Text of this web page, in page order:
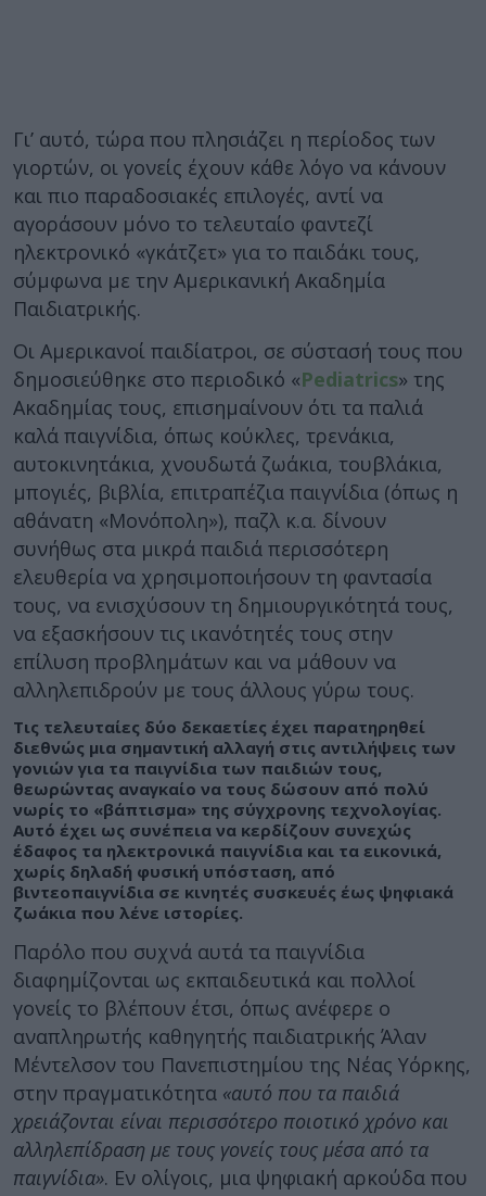
Γι’ αυτό, τώρα που πλησιάζει η περίοδος των
γιορτών, οι γονείς έχουν κάθε λόγο να κάνουν
και πιο παραδοσιακές επιλογές, αντί να
αγοράσουν μόνο το τελευταίο φαντεζί
ηλεκτρονικό «γκάτζετ» για το παιδάκι τους,
σύμφωνα με την Αμερικανική Ακαδημία
Παιδιατρικής.
Οι Αμερικανοί παιδίατροι, σε σύστασή τους που
δημοσιεύθηκε στο περιοδικό «Pediatrics» της
Ακαδημίας τους, επισημαίνουν ότι τα παλιά
καλά παιγνίδια, όπως κούκλες, τρενάκια,
αυτοκινητάκια, χνουδωτά ζωάκια, τουβλάκια,
μπογιές, βιβλία, επιτραπέζια παιγνίδια (όπως η
αθάνατη «Μονόπολη»), παζλ κ.α. δίνουν
συνήθως στα μικρά παιδιά περισσότερη
ελευθερία να χρησιμοποιήσουν τη φαντασία
τους, να ενισχύσουν τη δημιουργικότητά τους,
να εξασκήσουν τις ικανότητές τους στην
επίλυση προβλημάτων και να μάθουν να
αλληλεπιδρούν με τους άλλους γύρω τους.
Τις τελευταίες δύο δεκαετίες έχει παρατηρηθεί
διεθνώς μια σημαντική αλλαγή στις αντιλήψεις των
γονιών για τα παιγνίδια των παιδιών τους,
θεωρώντας αναγκαίο να τους δώσουν από πολύ
νωρίς το «βάπτισμα» της σύγχρονης τεχνολογίας.
Αυτό έχει ως συνέπεια να κερδίζουν συνεχώς
έδαφος τα ηλεκτρονικά παιγνίδια και τα εικονικά,
χωρίς δηλαδή φυσική υπόσταση, από
βιντεοπαιγνίδια σε κινητές συσκευές έως ψηφιακά
ζωάκια που λένε ιστορίες.
Παρόλο που συχνά αυτά τα παιγνίδια
διαφημίζονται ως εκπαιδευτικά και πολλοί
γονείς το βλέπουν έτσι, όπως ανέφερε ο
αναπληρωτής καθηγητής παιδιατρικής Άλαν
Μέντελσον του Πανεπιστημίου της Νέας Υόρκης,
στην πραγματικότητα «αυτό που τα παιδιά
χρειάζονται είναι περισσότερο ποιοτικό χρόνο και
αλληλεπίδραση με τους γονείς τους μέσα από τα
παιγνίδια». Εν ολίγοις, μια ψηφιακή αρκούδα που